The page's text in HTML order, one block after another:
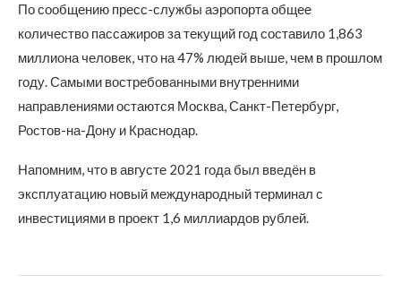
По сообщению пресс-службы аэропорта общее
количество пассажиров за текущий год составило 1,863
миллиона человек, что на 47% людей выше, чем в прошлом
году. Самыми востребованными внутренними
направлениями остаются Москва, Санкт-Петербург,
Ростов-на-Дону и Краснодар.
Напомним, что в августе 2021 года был введён в
эксплуатацию новый международный терминал с
инвестициями в проект 1,6 миллиардов рублей.